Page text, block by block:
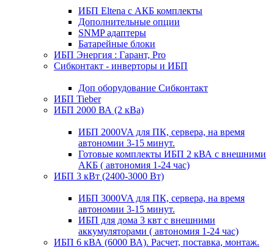
ИБП Eltena с АКБ комплекты
Дополнительные опции
SNMP адаптеры
Батарейные блоки
ИБП Энергия : Гарант, Pro
Сибконтакт - инверторы и ИБП
Доп оборудование Сибконтакт
ИБП Tieber
ИБП 2000 ВА (2 кВа)
ИБП 2000VA для ПК, сервера, на время
автономии 3-15 минут.
Готовые комплекты ИБП 2 кВА с внешними
АКБ ( автономия 1-24 час)
ИБП 3 кВт (2400-3000 Вт)
ИБП 3000VA для ПК, сервера, на время
автономии 3-15 минут.
ИБП для дома 3 квт с внешними
аккумуляторами ( автономия 1-24 час)
ИБП 6 кВА (6000 ВА). Расчет, поставка, монтаж.